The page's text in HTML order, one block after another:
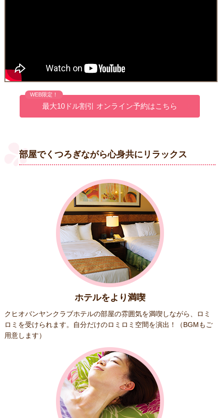
WEB限定！
最大10ドル割引 オンライン予約はこちら
部屋でくつろぎながら心身共にリラックス
ホテルをより満喫
クヒオバンヤンクラブホテルの部屋の雰囲気を満喫しながら、ロミ
ロミを受けられます。自分だけのロミロミ空間を演出！（BGMもご
用意します）